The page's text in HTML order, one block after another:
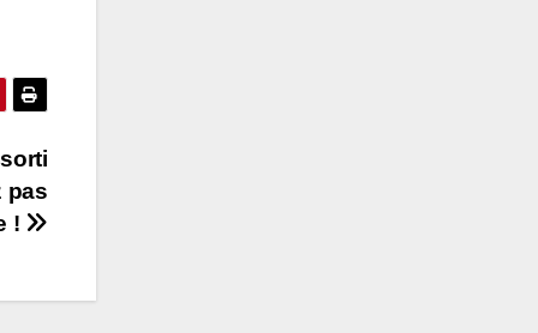
pas
!